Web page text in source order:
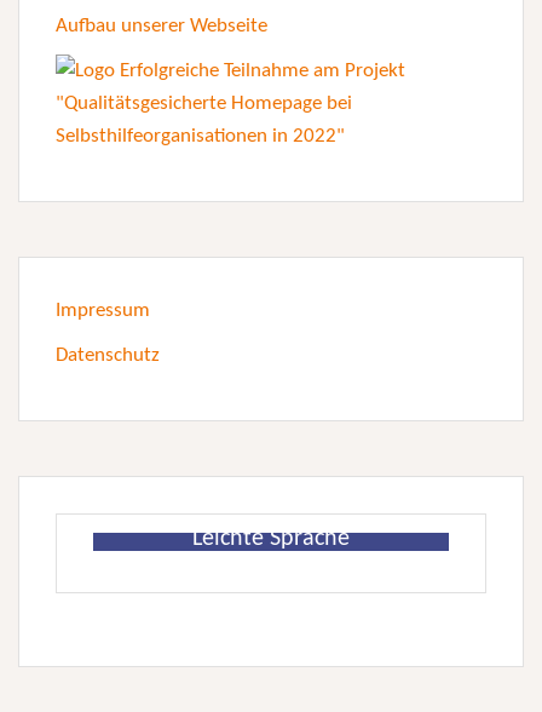
Aufbau unserer Webseite
Impressum
Datenschutz
Leichte Sprache